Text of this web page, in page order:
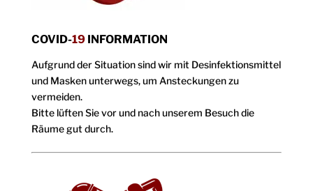
COVID-19INFORMATION
Aufgrund der Situation sind wir mit Desinfektionsmittel
und Masken unterwegs, um Ansteckungen zu
vermeiden.
Bitte lüften Sie vor und nach unserem Besuch die
Räume gut durch.